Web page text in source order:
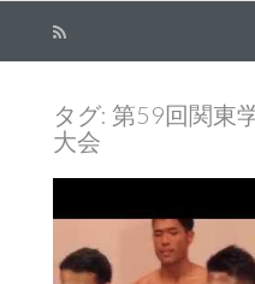
タグ: 第59回関東
大会